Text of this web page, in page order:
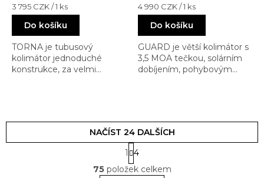
Měrná
cena:
3 795 CZK / 1 ks
Do košíku
TORNA je tubusový
kolimátor jednoduché
konstrukce, za velmi
fjůčur. Prostě a jednoduše 2
MOA tečka a jděte na to
Měrná
cena:
4 990 CZK / 1 ks
Do košíku
GUARD je větší kolimátor s
3,5 MOA tečkou, solárním
dobíjením, pohybovým
dynamickou střelbu.
O
v
NAČÍST 24 DALŠÍCH
S
t
r
1
4
75položek celkem